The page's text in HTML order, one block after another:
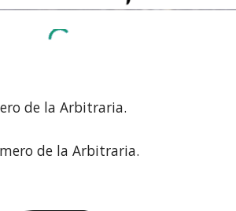
de la Arbitraria.
de la Arbitraria.